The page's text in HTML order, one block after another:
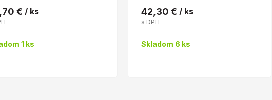
€ / ks
1 ks
42,30 € / ks
s DPH
Skladom 6 ks